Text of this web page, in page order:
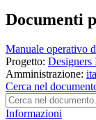
Documenti
Manuale operativo
Progetto: Designers
Amministrazione:
Cerca nel
Informazioni